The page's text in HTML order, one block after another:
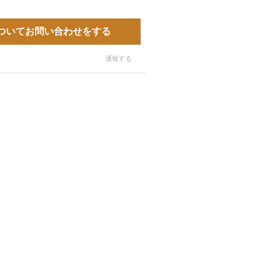
いてお問い合わせをする
通報する